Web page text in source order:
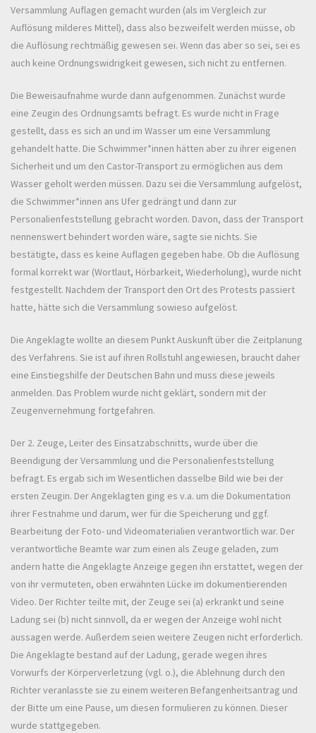
Versammlung Auflagen gemacht wurden (als im Vergleich zur
Auflösung milderes Mittel), dass also bezweifelt werden müsse, ob
die Auflösung rechtmäßig gewesen sei. Wenn das aber so sei, sei es
auch keine Ordnungswidrigkeit gewesen, sich nicht zu entfernen.
Die Beweisaufnahme wurde dann aufgenommen. Zunächst wurde
eine Zeugin des Ordnungsamts befragt. Es wurde nicht in Frage
gestellt, dass es sich an und im Wasser um eine Versammlung
gehandelt hatte. Die Schwimmer*innen hätten aber zu ihrer eigenen
Sicherheit und um den Castor-Transport zu ermöglichen aus dem
Wasser geholt werden müssen. Dazu sei die Versammlung aufgelöst,
die Schwimmer*innen ans Ufer gedrängt und dann zur
Personalienfeststellung gebracht worden. Davon, dass der Transport
nennenswert behindert worden wäre, sagte sie nichts. Sie
bestätigte, dass es keine Auflagen gegeben habe. Ob die Auflösung
formal korrekt war (Wortlaut, Hörbarkeit, Wiederholung), wurde nicht
festgestellt. Nachdem der Transport den Ort des Protests passiert
hatte, hätte sich die Versammlung sowieso aufgelöst.
Die Angeklagte wollte an diesem Punkt Auskunft über die Zeitplanung
des Verfahrens. Sie ist auf ihren Rollstuhl angewiesen, braucht daher
eine Einstiegshilfe der Deutschen Bahn und muss diese jeweils
anmelden. Das Problem wurde nicht geklärt, sondern mit der
Zeugenvernehmung fortgefahren.
Der 2. Zeuge, Leiter des Einsatzabschnitts, wurde über die
Beendigung der Versammlung und die Personalienfeststellung
befragt. Es ergab sich im Wesentlichen dasselbe Bild wie bei der
ersten Zeugin. Der Angeklagten ging es v.a. um die Dokumentation
ihrer Festnahme und darum, wer für die Speicherung und ggf.
Bearbeitung der Foto- und Videomaterialien verantwortlich war. Der
verantwortliche Beamte war zum einen als Zeuge geladen, zum
andern hatte die Angeklagte Anzeige gegen ihn erstattet, wegen der
von ihr vermuteten, oben erwähnten Lücke im dokumentierenden
Video. Der Richter teilte mit, der Zeuge sei (a) erkrankt und seine
Ladung sei (b) nicht sinnvoll, da er wegen der Anzeige wohl nicht
aussagen werde. Außerdem seien weitere Zeugen nicht erforderlich.
Die Angeklagte bestand auf der Ladung, gerade wegen ihres
Vorwurfs der Körperverletzung (vgl. o.), die Ablehnung durch den
Richter veranlasste sie zu einem weiteren Befangenheitsantrag und
der Bitte um eine Pause, um diesen formulieren zu können. Dieser
wurde stattgegeben.